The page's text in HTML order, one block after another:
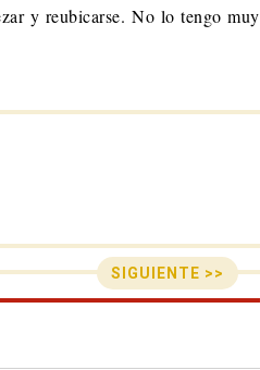
y reubicarse. No lo tengo muy
SIGUIENTE >>